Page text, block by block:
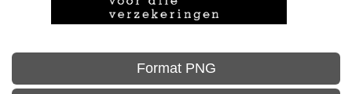
Format PNG